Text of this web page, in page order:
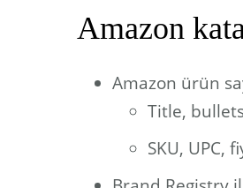
Amazon
Amazon ürün
Title,
SKU, UPC,